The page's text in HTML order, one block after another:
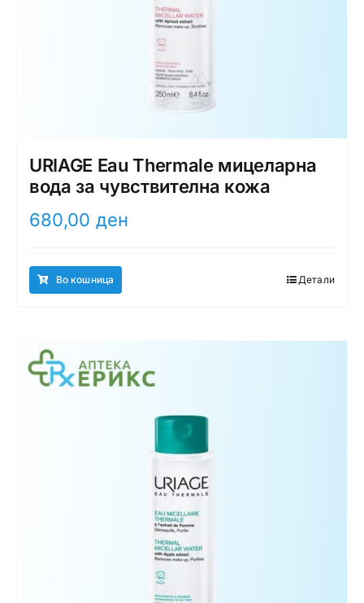
URIAGE Eau Тhermale мицеларна
вода за чувствителна кожа
680,00 ден
Во кошница Детали